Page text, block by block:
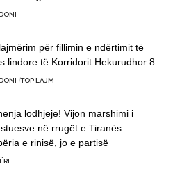
për fillimin e ndërtimit të
lindore të Korridorit Hekurudhor 8
TOP LAJM
lodhjeje! Vijon marshimi i
në rrugët e Tiranës:
e rinisë, jo e partisë